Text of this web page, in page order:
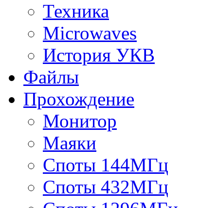
Техника
Microwaves
История УКВ
Файлы
Прохождение
Монитор
Маяки
Споты 144МГц
Споты 432МГц